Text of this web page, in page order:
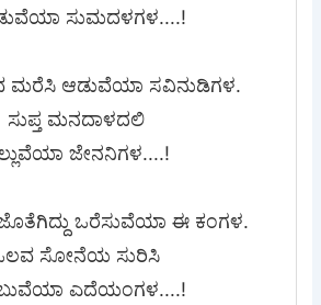
ಸುಮದಳಗಳ....!
ಮರೆಸಿ ಆಡುವೆಯಾ ಸವಿನುಡಿಗಳ.
ಸುಪ್ತ ಮನದಾಳದಲಿ
ಜೇನನಿಗಳ....!
ಒರೆಸುವೆಯಾ ಈ ಕಂಗಳ.
ಸೋನೆಯ ಸುರಿಸಿ
ಎದೆಯಂಗಳ....!